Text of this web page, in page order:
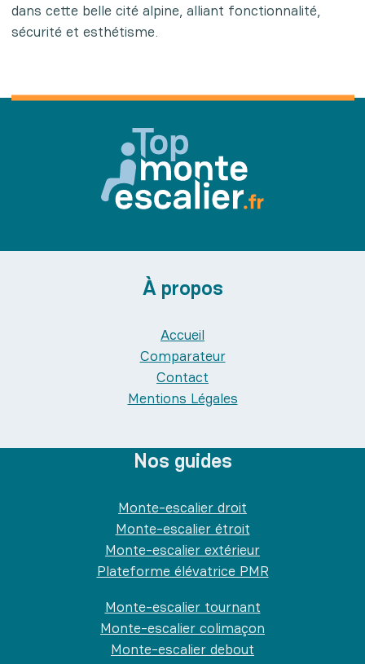
dans cette belle cité alpine, alliant fonctionnalité,
sécurité et esthétisme.
À propos
Accueil
Comparateur
Contact
Mentions Légales
Nos guides
Monte-escalier droit
Monte-escalier étroit
Monte-escalier extérieur
Plateforme élévatrice PMR
Monte-escalier tournant
Monte-escalier colimaçon
Monte-escalier debout